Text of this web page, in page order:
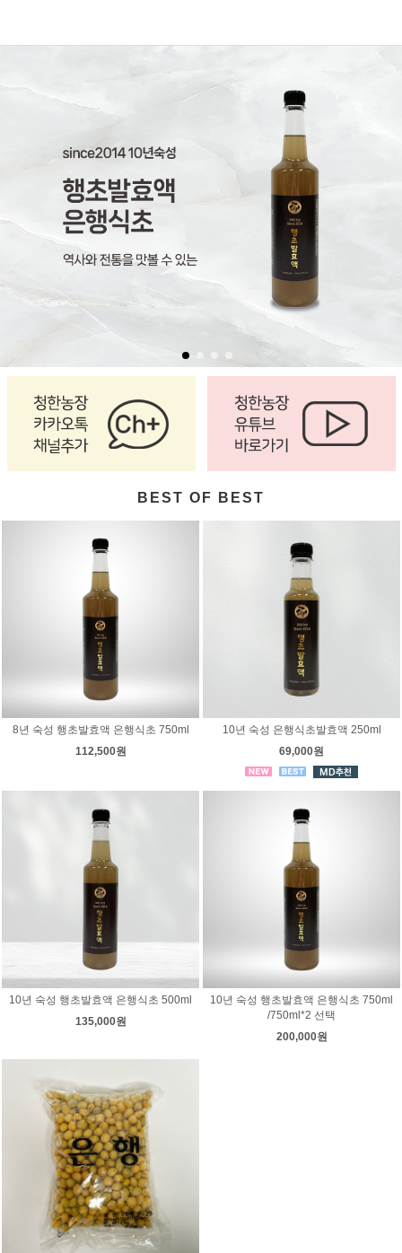
BEST OF BEST
8년 숙성 행초발효액 은행식초 750ml
112,500원
10년 숙성 은행식초발효액 250ml
69,000원
10년 숙성 행초발효액 은행식초 500ml
135,000원
10년 숙성 행초발효액 은행식초 750ml
/750ml*2 선택
200,000원